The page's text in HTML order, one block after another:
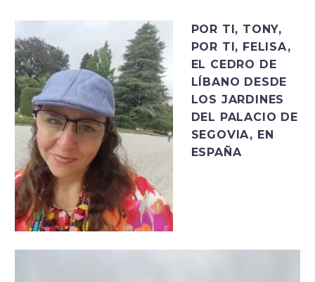
POR TI, TONY,
POR TI, FELISA,
EL CEDRO DE
LÍBANO DESDE
LOS JARDINES
DEL PALACIO DE
SEGOVIA, EN
ESPAÑA